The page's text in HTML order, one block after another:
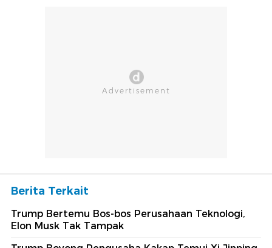
Berita Terkait
Trump Bertemu Bos-bos Perusahaan Teknologi,
Elon Musk Tak Tampak